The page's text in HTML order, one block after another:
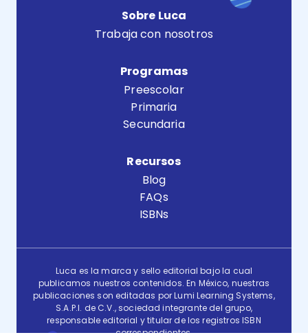
Sobre Luca
Trabaja con nosotros
Programas
Preescolar
Primaria
Secundaria
Recursos
Blog
FAQs
ISBNs
Luca es la marca y sello editorial bajo la cual
publicamos nuestros contenidos. En México, nuestras
publicaciones son editadas por Lumi Learning Systems,
S.A.P.I. de C.V., sociedad integrante del grupo,
responsable editorial y titular de los registros ISBN
correspondientes.